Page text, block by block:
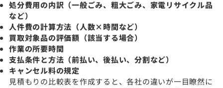
処分費用の内訳（一般ごみ、粗大ごみ、家電リサイクル品
など）
人件費の計算方法（人数×時間など）
買取対象品の評価額（該当する場合）
作業の所要時間
支払条件と方法（前払い、後払い、分割など）
キャンセル料の規定
見積もりの比較表を作成すると、各社の違いが一目瞭然に